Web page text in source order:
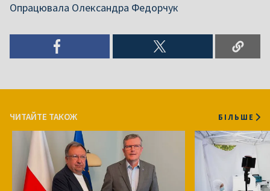
Опрацювала Олександра Федорчук
ЧИТАЙТЕ ТАКОЖ БІЛЬШЕ